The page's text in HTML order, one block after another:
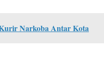
Narkoba Antar Kota